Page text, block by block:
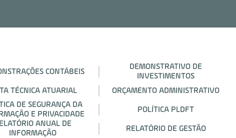
CONTÁBEIS
DEMONSTRATIVO DE
INVESTIMENTOS
TÉCNICA ATUARIAL ORÇAMENTO ADMINISTRATIVO
DE SEGURANÇA DA
E PRIVACIDADE
POLÍTICA PLDFT
ANUAL DE
INFORMAÇÃO
RELATÓRIO DE GESTÃO